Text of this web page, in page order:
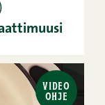
VIDEO
OHJE